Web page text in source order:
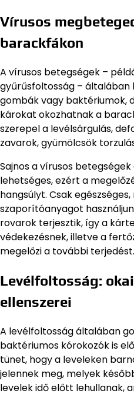
Vírusos
barackfákon
A vírusos betegségek –
gyűrűsfoltosság –
gombák vagy baktériumok,
károkat okozhatnak a
szerepel a levélsárgulás,
zavarok, gyümölcsök
Sajnos a vírusos
lehetséges, ezért a
hangsúlyt. Csak
szaporítóanyagot
rovarok terjesztik, így a
védekezésnek, illetve a
megelőzi a további terjedést.
Levélfoltosság:
ellenszerei
A levélfoltosság általában
baktériumos kórokozók is
tünet, hogy a leveleken
jelennek meg, melyek
levelek idő előtt lehullanak,